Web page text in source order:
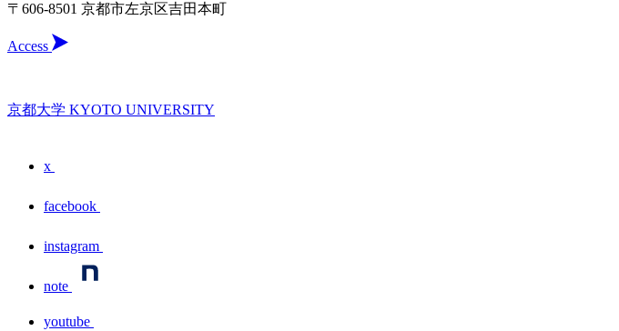
〒606-8501 京都市左京区吉田本町
Access
京都大学 KYOTO UNIVERSITY
x
facebook
instagram
note
youtube